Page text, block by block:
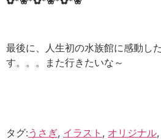
最後に、人生初の水族館に感動し
す。。。また行きたいな～
タグ: うさぎ, イラスト , オリジナル,